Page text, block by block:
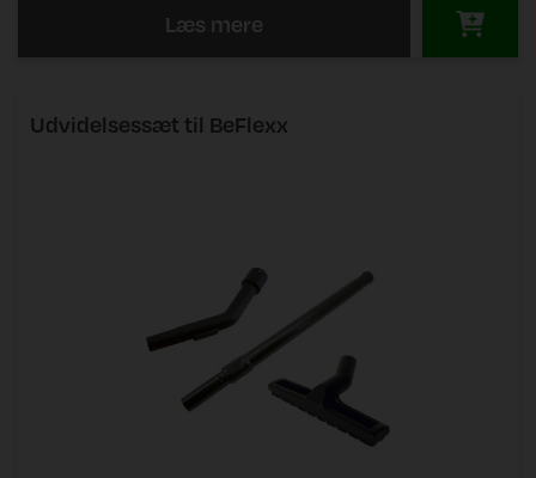
Læs mere
Udvidelsessæt til BeFlexx